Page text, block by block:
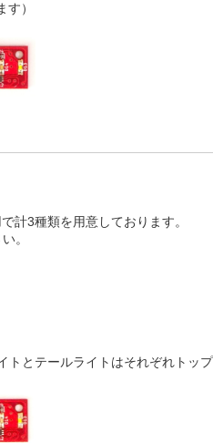
）
計3種類を用意しております。
。
とテールライトはそれぞれトッ